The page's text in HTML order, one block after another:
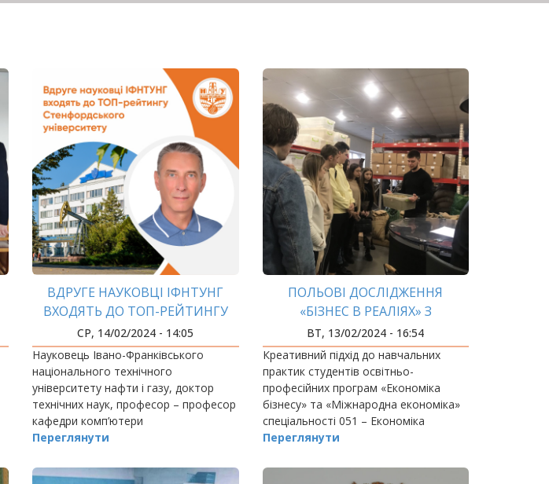
ВДРУГЕ НАУКОВЦІ ІФНТУНГ
ВХОДЯТЬ ДО ТОП-РЕЙТИНГУ
СТЕНФОРДСЬКОГО
УНІВЕРСИТЕТУ
СР, 14/02/2024 - 14:05
Науковець Івано-Франківського
національного технічного
університету нафти і газу, доктор
технічних наук, професор – професор
кафедри комп’ютери
Переглянути
ПОЛЬОВІ ДОСЛІДЖЕННЯ
«БІЗНЕС В РЕАЛІЯХ» З
АРОМАТОМ КАВИ
ВТ, 13/02/2024 - 16:54
Креативний підхід до навчальних
практик студентів освітньо-
професійних програм «Економіка
бізнесу» та «Міжнародна економіка»
спеціальності 051 – Економіка
вигадали на
Переглянути